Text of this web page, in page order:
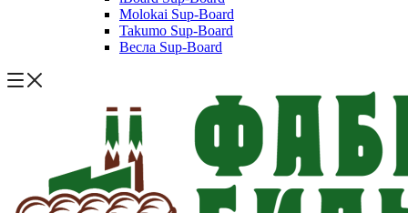
Molokai Sup-Board
Takumo Sup-Board
Весла Sup-Board